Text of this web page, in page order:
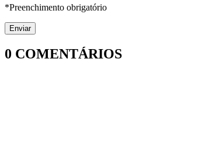
*Preenchimento obrigatório
0 COMENTÁRIOS